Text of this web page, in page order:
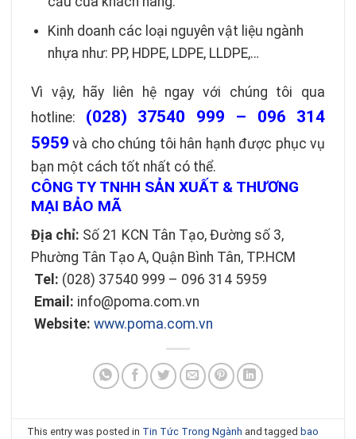
Kinh doanh các loại nguyên vật liệu ngành
nhựa như: PP, HDPE, LDPE, LLDPE,…
Vì vậy, hãy liên hệ ngay với chúng tôi qua
hotline: (028) 37540 999 – 096 314
5959 và cho chúng tôi hân hạnh được phục vụ
bạn một cách tốt nhất có thể.
CÔNG TY TNHH SẢN XUẤT & THƯƠNG
MẠI BẢO MÃ
Địa chỉ: Số 21 KCN Tân Tạo, Đường số 3,
Phường Tân Tạo A, Quận Bình Tân, TP.HCM
Tel: (028) 37540 999 – 096 314 5959
Email: info@poma.com.vn
Website: www.poma.com.vn
This entry was posted in Tin Tức Trong Ngành and tagged bao